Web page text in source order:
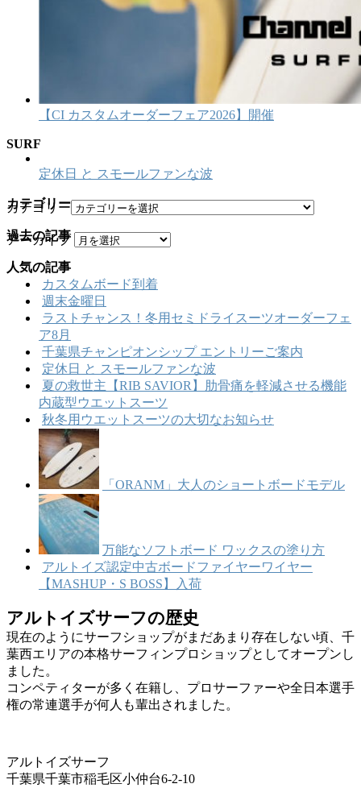
【CI カスタムオーダーフェア2026】開催
SURF
定休日 と スモールファンな波
カテゴリー
カテゴリー
過去の記事
アーカイブ
人気の記事
カスタムボード到着
週末金曜日
ラストチャンス！冬用セミドライスーツオーダーフェ
ア8月
千葉県チャンピオンシップ エントリーご案内
定休日 と スモールファンな波
夏の救世主【RIB SAVIOR】肋骨痛を軽減させる機能
内蔵型ウエットスーツ
秋冬用ウエットスーツの大切なお知らせ
「ORANM」大人のショートボードモデル
万能なソフトボード ワックスの塗り方
アルトイズ認定中古ボードファイヤーワイヤー
【MASHUP・S BOSS】入荷
アルトイズサーフの歴史
現在のようにサーフショップがまだあまり存在しない頃、千
葉西エリアの本格サーフィンプロショップとしてオープンし
ました。
コンペティターが多く在籍し、プロサーファーや全日本選手
権の常連選手が何人も輩出されました。
アルトイズサーフ
千葉県千葉市稲毛区小仲台6-2-10